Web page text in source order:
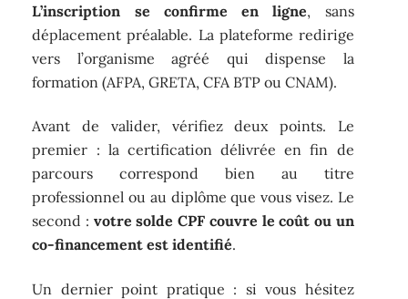
L’inscription se confirme en ligne, sans
déplacement préalable. La plateforme redirige
vers l’organisme agréé qui dispense la
formation (AFPA, GRETA, CFA BTP ou CNAM).
Avant de valider, vérifiez deux points. Le
premier : la certification délivrée en fin de
parcours correspond bien au titre
professionnel ou au diplôme que vous visez. Le
second : votre solde CPF couvre le coût ou un
co-financement est identifié.
Un dernier point pratique : si vous hésitez